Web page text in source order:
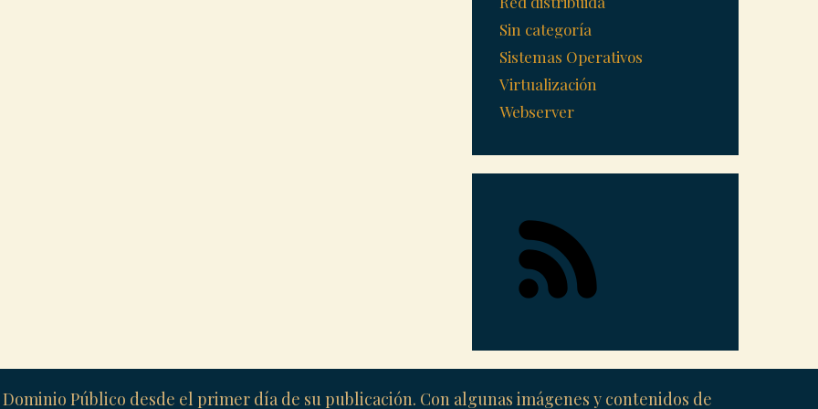
Sin categoría
Sistemas Operativos
Virtualización
Webserver
Público desde el primer día de su publicación. Con algunas imágenes y contenidos de